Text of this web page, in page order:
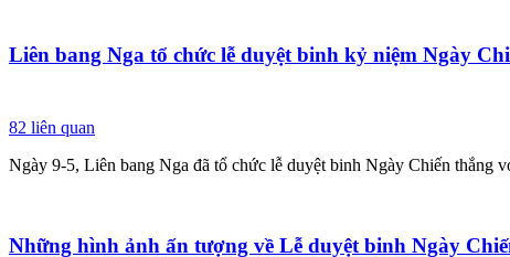
Liên bang Nga tổ chức lễ duyệt binh kỷ niệm Ngày
82 liên quan
Ngày 9-5, Liên bang Nga đã tổ chức lễ duyệt binh Ngày Chiến thắng
Những hình ảnh ấn tượng về Lễ duyệt binh Ngày